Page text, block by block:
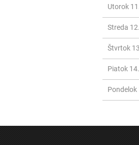
Utorok
Streda
Štvrtok
Piatok
Pondelok